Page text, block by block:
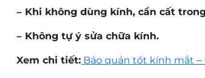
– Khi không dùng kính, cần cất
– Không tự ý sửa chữa kính.
Xem chi tiết: Bảo quản tốt kính mắt